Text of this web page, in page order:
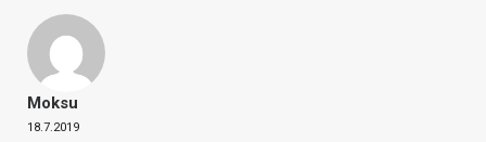
Moksu
18.7.2019